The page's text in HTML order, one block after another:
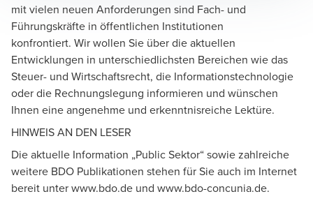
mit vielen neuen Anforderungen sind Fach- und
Führungskräfte in öffentlichen Institutionen
konfrontiert. Wir wollen Sie über die aktuellen
Entwicklungen in unterschiedlichsten Bereichen wie das
Steuer- und Wirtschaftsrecht, die Informationstechnologie
oder die Rechnungslegung informieren und wünschen
Ihnen eine angenehme und erkenntnisreiche Lektüre.
HINWEIS AN DEN LESER
Die aktuelle Information „Public Sektor“ sowie zahlreiche
weitere BDO Publikationen stehen für Sie auch im Internet
bereit unterwww.bdo.de und www.bdo-concunia.de.